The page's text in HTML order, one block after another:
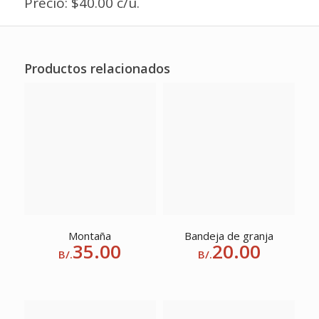
Productos relacionados
Montaña
B/.35.00
Bandeja de granja
B/.20.00